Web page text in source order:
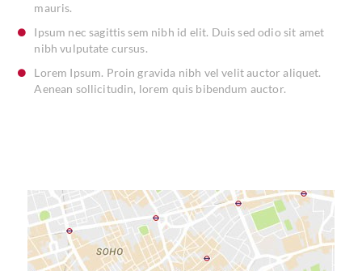
mauris.
Ipsum nec sagittis sem nibh id elit. Duis sed odio sit amet
nibh vulputate cursus.
Lorem Ipsum. Proin gravida nibh vel velit auctor aliquet.
Aenean sollicitudin, lorem quis bibendum auctor.